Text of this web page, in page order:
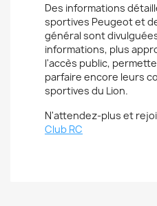
Des informations
sportives Peugeot et
général sont
informations, plus
l'accès public,
parfaire encore leurs
sportives du Lion.
N'attendez-plus et
Club RC